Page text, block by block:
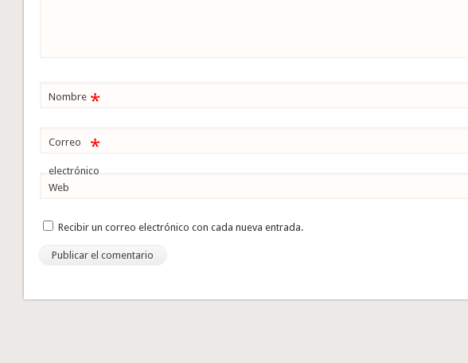
Nombre *
Correo
electrónico
*
Web
Recibir un correo electrónico con cada nueva entrada.